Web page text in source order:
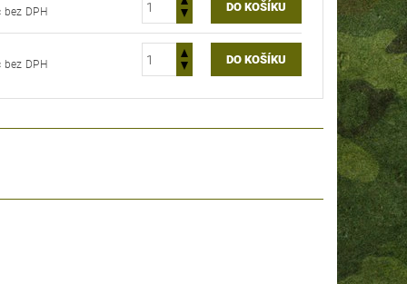
396,69 Kč bez DPH
396,69 Kč bez DPH